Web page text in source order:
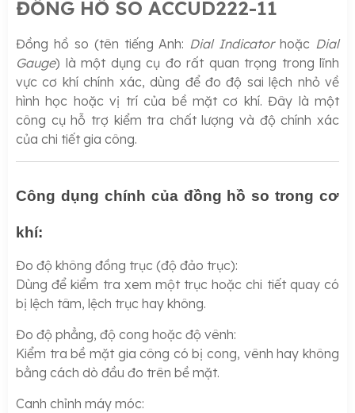
ĐỒNG HỒ SO ACCUD222-11
Đồng hồ so (tên tiếng Anh: Dial Indicatorhoặc Dial
Gauge) là một dụng cụ đo rất quan trọng trong lĩnh
vực cơ khí chính xác, dùng để đo độ sai lệch nhỏ về
hình học hoặc vị trí của bề mặt cơ khí. Đây là một
công cụ hỗ trợ kiểm tra chất lượng và độ chính xác
của chi tiết gia công.
Công dụng chính của đồng hồ so trong cơ
khí:
Đo độ không đồng trục (độ đảo trục):
Dùng để kiểm tra xem một trục hoặc chi tiết quay có
bị lệch tâm, lệch trục hay không.
Đo độ phẳng, độ cong hoặc độ vênh:
Kiểm tra bề mặt gia công có bị cong, vênh hay không
bằng cách dò đầu đo trên bề mặt.
Canh chỉnh máy móc: